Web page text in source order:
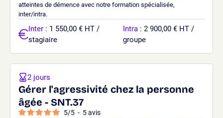
atteintes de démence avec notre formation spécialisée,
inter/intra.
Inter : 1 550,00 € HT /
stagiaire
Intra : 2 900,00 € HT /
groupe
Gérer l'agressivité chez la personne
âgée - SNT.37
5/5 - 5avis
2 jours